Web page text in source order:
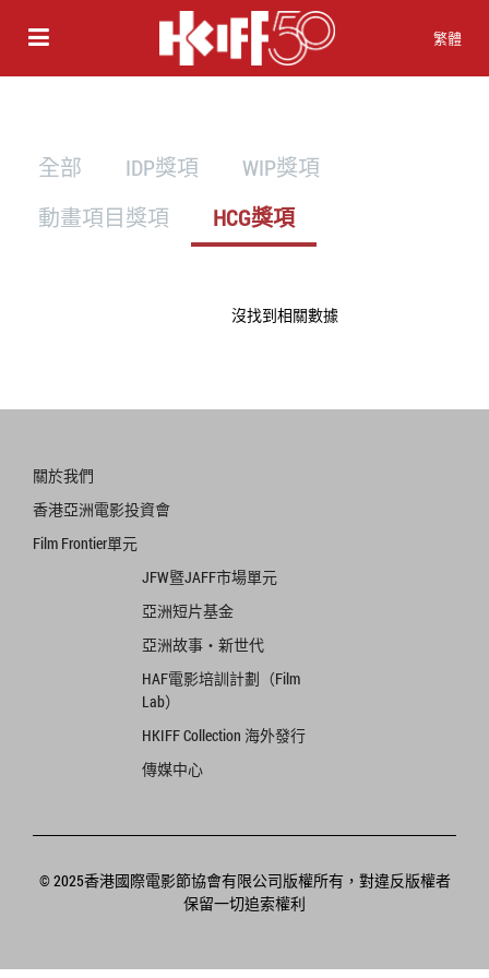
繁體
全部 IDP獎項
WIP獎項
動畫項目獎項
HCG獎項
沒找到相關數據
關於我們
香港亞洲電影投資會
Film Frontier單元
JFW暨JAFF市場單元
亞洲短片基金
亞洲故事‧新世代
HAF電影培訓計劃（Film
Lab）
HKIFF Collection 海外發行
傳媒中心
© 2025香港國際電影節協會有限公司版權所有，對違反版權者
保留一切追索權利